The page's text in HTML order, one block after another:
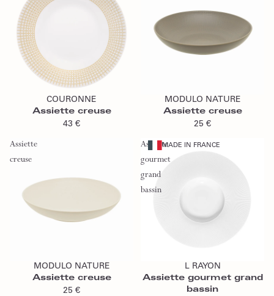
Ajouter au panier
COURONNE
Assiette creuse
43 €
MODULO NATURE
Assiette creuse
25 €
Assiette
creuse
MODULO NATURE
Assiette creuse
25 €
Assiette
gourmet
grand
bassin
MADE IN FRANCE
L RAYON
Assiette gourmet grand
bassin